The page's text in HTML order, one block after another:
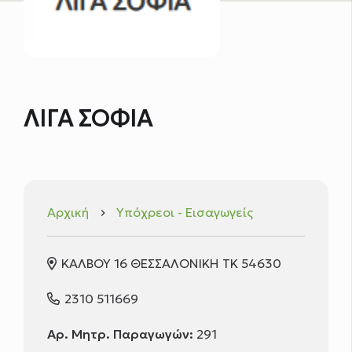
ΛΙΓΑ ΣΟΦΙΑ
Αρχική keyboard_arrow_right Υπόχρεοι - Εισαγωγείς
ΚΑΛΒΟΥ 16 ΘΕΣΣΑΛΟΝΙΚΗ ΤΚ 54630
2310 511669
Αρ. Μητρ. Παραγωγών: 291